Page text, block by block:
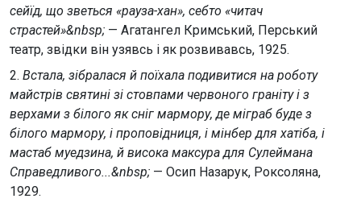
сейїд, що зветься «рауза-хан», себто «читач
страстей»&nbsp; — Агатангел Кримський, Перський
театр, звідки він узявсь і як розвивавсь, 1925.
2. Встала, зібралася й поїхала подивитися на роботу
майстрів святині зі стовпами червоного граніту і з
верхами з білого як сніг мармору, де міграб буде з
білого мармору, і проповідниця, і мінбер для хатіба, і
мастаб муедзина, й висока максура для Сулеймана
Справедливого...&nbsp; — Осип Назарук, Роксоляна,
1929.